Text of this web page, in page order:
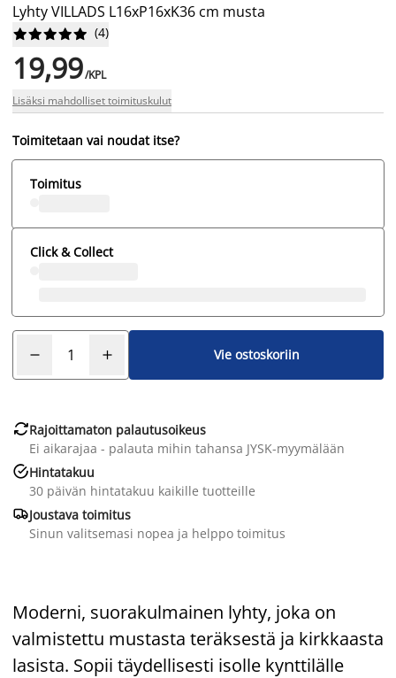
Lyhty VILLADS L16xP16xK36 cm musta





 (4)
19,99/KPL
Lisäksi mahdolliset toimituskulut
Toimitetaan vai noudat itse?
Toimitus
Click & Collect
Vie ostoskoriin
Rajoittamaton palautusoikeus
Ei aikarajaa - palauta mihin tahansa JYSK-myymälään
Hintatakuu
30 päivän hintatakuu kaikille tuotteille
Joustava toimitus
Sinun valitsemasi nopea ja helppo toimitus
Moderni, suorakulmainen lyhty, joka on
valmistettu mustasta teräksestä ja kirkkaasta
lasista. Sopii täydellisesti isolle kynttilälle